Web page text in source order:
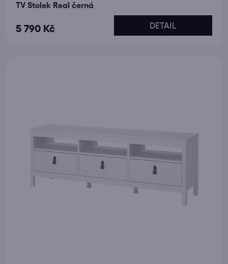
TV Stolek Real černá
5 790 Kč DETAIL